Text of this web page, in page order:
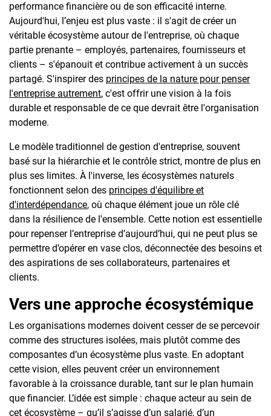
performance financière ou de son efficacité interne.
Aujourd'hui, l’enjeu est plus vaste : il s'agit de créer un
véritable écosystème autour de l'entreprise, où chaque
partie prenante – employés, partenaires, fournisseurs et
clients – s'épanouit et contribue activement à un succès
partagé. S'inspirer des principes de la nature pour penser
l'entreprise autrement, c'est offrir une vision à la fois
durable et responsable de ce que devrait être l'organisation
moderne.
Le modèle traditionnel de gestion d'entreprise, souvent
basé sur la hiérarchie et le contrôle strict, montre de plus en
plus ses limites. À l'inverse, les écosystèmes naturels
fonctionnent selon des principes d'équilibre et
d'interdépendance, où chaque élément joue un rôle clé
dans la résilience de l'ensemble. Cette notion est essentielle
pour repenser l’entreprise d’aujourd’hui, qui ne peut plus se
permettre d’opérer en vase clos, déconnectée des besoins et
des aspirations de ses collaborateurs, partenaires et
clients.
Vers une approche écosystémique
Les organisations modernes doivent cesser de se percevoir
comme des structures isolées, mais plutôt comme des
composantes d’un écosystème plus vaste. En adoptant
cette vision, elles peuvent créer un environnement
favorable à la croissance durable, tant sur le plan humain
que financier. L’idée est simple : chaque acteur au sein de
cet écosystème – qu’il s’agisse d’un salarié, d’un